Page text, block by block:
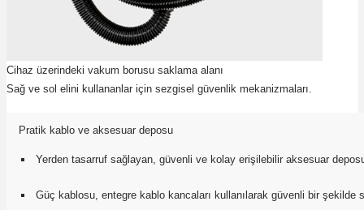
Cihaz üzerindeki vakum borusu saklama alanı
Sağ ve sol elini kullananlar için sezgisel güvenlik mekanizmaları.
Pratik kablo ve aksesuar deposu
Yerden tasarruf sağlayan, güvenli ve kolay erişilebilir aksesuar
Güç kablosu, entegre kablo kancaları kullanılarak güvenli bir şekilde